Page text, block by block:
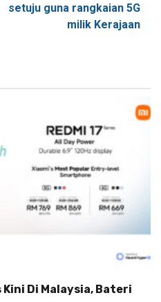
setuju guna rangkaian 5G
milik Kerajaan
Kini Di Malaysia, Bateri